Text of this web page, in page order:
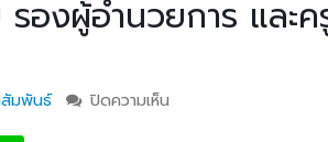
องผู้อำนวยการ และ
สัมพันธ์ ปิดความเห็น